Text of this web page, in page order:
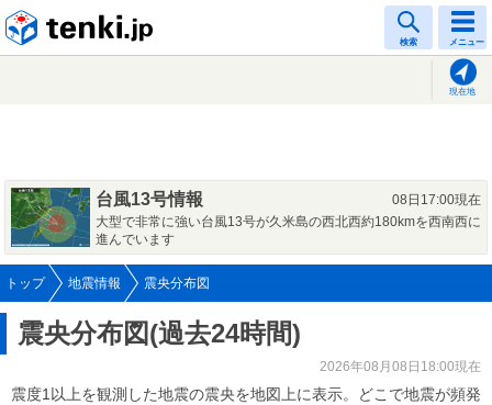
検索 メニュー
現在地
台風13号情報
08日17:00現在
大型で非常に強い台風13号が久米島の西北西約180kmを西南西に
進んでいます
トップ 地震情報 震央分布図
震央分布図(過去24時間)
2026年08月08日18:00現在
震度1以上を観測した地震の震央を地図上に表示。どこで地震が頻発